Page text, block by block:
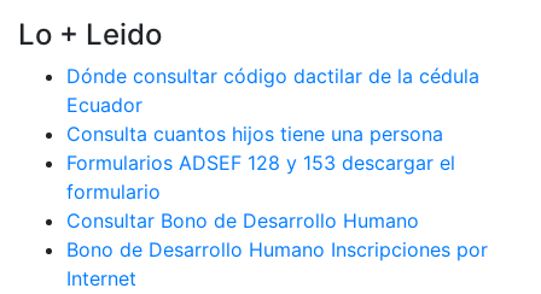
Lo + Leido
Dónde consultar código dactilar de la cédula
Ecuador
Consulta cuantos hijos tiene una persona
Formularios ADSEF 128 y 153 descargar el
formulario
Consultar Bono de Desarrollo Humano
Bono de Desarrollo Humano Inscripciones por
Internet